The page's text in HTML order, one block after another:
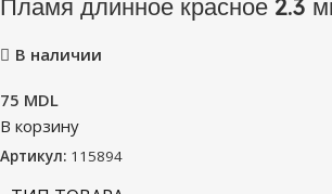
Пламя длинное красное 2.3
В наличии
75 MDL
В корзину
Артикул: 115894